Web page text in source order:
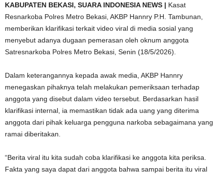
KABUPATEN BEKASI, SUARA INDONESIA NEWS | Kasat
Resnarkoba Polres Metro Bekasi, AKBP Hannry P.H. Tambunan,
memberikan klarifikasi terkait video viral di media sosial yang
menyebut adanya dugaan pemerasan oleh oknum anggota
Satresnarkoba Polres Metro Bekasi, Senin (18/5/2026).
Dalam keterangannya kepada awak media, AKBP Hannry
menegaskan pihaknya telah melakukan pemeriksaan terhadap
anggota yang disebut dalam video tersebut. Berdasarkan hasil
klarifikasi internal, ia memastikan tidak ada uang yang diterima
anggota dari pihak keluarga pengguna narkoba sebagaimana yang
ramai diberitakan.
“Berita viral itu kita sudah coba klarifikasi ke anggota kita periksa.
Fakta yang saya dapat dari anggota bahwa sampai berita itu viral